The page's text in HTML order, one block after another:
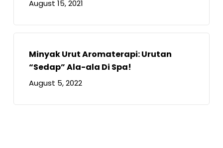
August 15, 2021
Minyak Urut Aromaterapi: Urutan
“Sedap” Ala-ala Di Spa!
August 5, 2022